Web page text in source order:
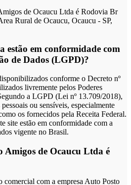
de Ocaucu Ltda é Rodovia Br
Rural de Ocaucu, Ocaucu - SP,
estão em conformidade com
de Dados (LGPD)?
conforme o Decreto nº
livremente pelos Poderes
a LGPD (Lei nº 13.709/2018),
ou sensíveis, especialmente
os fornecidos pela Receita Federal.
site estão em conformidade com a
vigente no Brasil.
Amigos de Ocaucu Ltda é
comercial com a empresa Auto Posto